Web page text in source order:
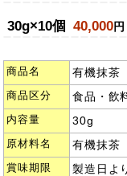
30g×10個 40,000円
商品名 有機抹茶
商品区分 食品・飲
内容量 30g
原材料名 有機抹茶
賞味期限 製造日よ